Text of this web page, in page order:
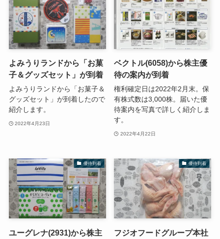
よみうりランドから「お菓
子＆グッズセット」が到着
よみうりランドから「お菓子＆
グッズセット」が到着したので
紹介します。
2022年4月23日
ベクトル(6058)から株主優
待の案内が到着
権利確定日は2022年2月末。保
有株式数は3,000株。届いた優
待案内を写真で詳しく紹介しま
す。
2022年4月22日
優待到着
ユーグレナ(2931)から株主
優待到着
フジオフードグループ本社